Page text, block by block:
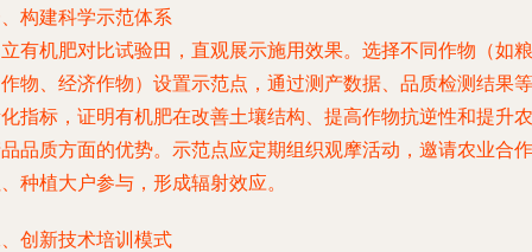
构建科学示范体系
有机肥对比试验田，直观展示施用效果。选择不同作物（如粮
物、经济作物）设置示范点，通过测产数据、品质检测结果等
指标，证明有机肥在改善土壤结构、提高作物抗逆性和提升农
品质方面的优势。示范点应定期组织观摩活动，邀请农业合作
种植大户参与，形成辐射效应。
创新技术培训模式